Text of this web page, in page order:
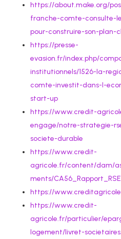
https://about.make.org/
franche-comte-consulte-
pour-construire-son-plan-
https://presse-
evasion.fr/index.php/
institutionnels/1526-la-
comte-investit-dans-l-
start-up
https://www.credit-
engage/notre-strategie-
societe-durable
https://www.credit-
agricole.fr/content/dam/
ments/
https://
https://www.credit-
agricole.fr/particulier/
logement/livret-